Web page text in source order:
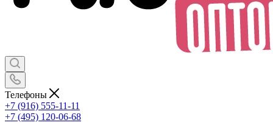
Телефоны
+7 (916) 555-11-11
+7 (495) 120-06-68